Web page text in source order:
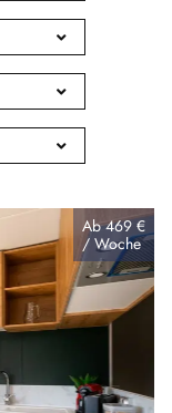
Ab469 €
/ Woche